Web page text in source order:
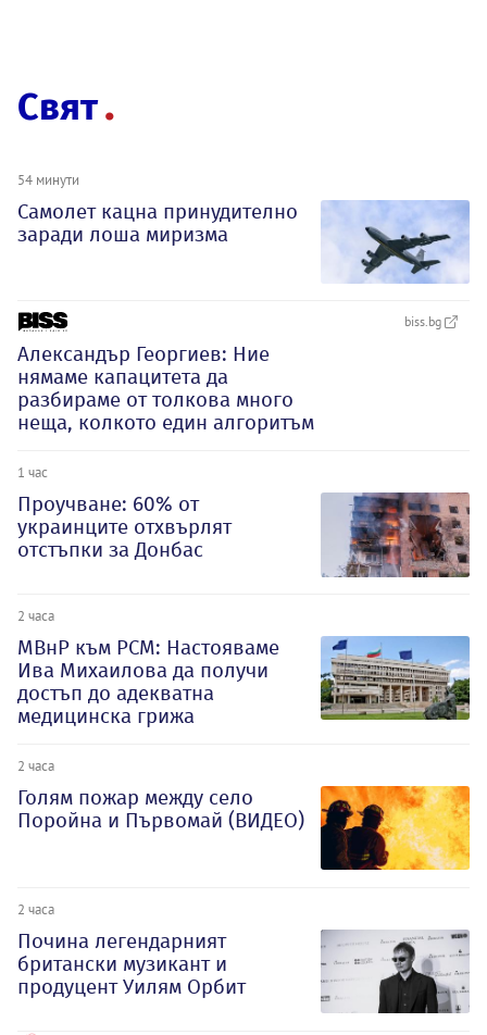
Свят
54 минути
Самолет кацна принудително
заради лоша миризма
biss.bg
Александър Георгиев: Ние
нямаме капацитета да
разбираме от толкова много
неща, колкото един алгоритъм
1 час
Проучване: 60% от
украинците отхвърлят
отстъпки за Донбас
2 часа
МВнР към РСМ: Настояваме
Ива Михаилова да получи
достъп до адекватна
медицинска грижа
2 часа
Голям пожар между село
Поройна и Първомай (ВИДЕО)
2 часа
Почина легендарният
британски музикант и
продуцент Уилям Орбит